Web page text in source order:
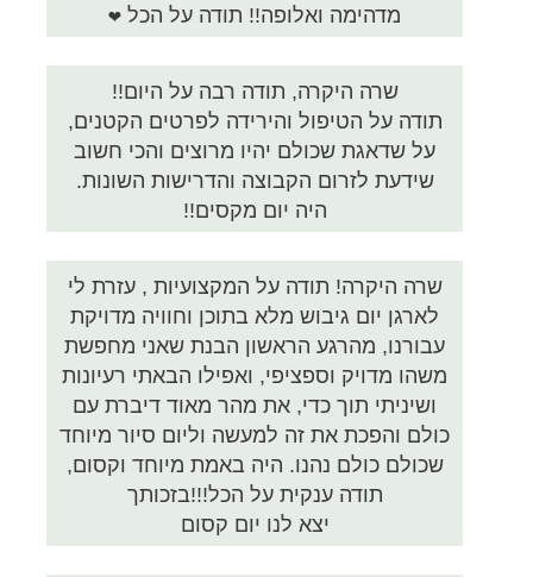
מדהימה ואלופה!! תודה על הכל ❤
שרה היקרה, תודה רבה על היום!!
תודה על הטיפול והירידה לפרטים הקטנים,
על שדאגת שכולם יהיו מרוצים והכי חשוב
שידעת לזרום הקבוצה והדרישות השונות.
היה יום מקסים!!
שרה היקרה! תודה על המקצועיות , עזרת לי
לארגן יום גיבוש מלא בתוכן וחוויה מדויקת
עבורנו, מהרגע הראשון הבנת שאני מחפשת
משהו מדויק וספציפי, ואפילו הבאתי רעיונות
ושיניתי תוך כדי, את מהר מאוד דיברת עם
כולם והפכת את זה למעשה וליום סיור מיוחד
שכולם כולם נהנו. היה באמת מיוחד וקסום,
תודה ענקית על הכל!!!בזכותך
יצא לנו יום קסום